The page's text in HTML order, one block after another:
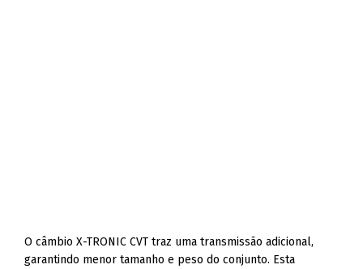
O câmbio X-TRONIC CVT traz uma transmissão adicional,
garantindo menor tamanho e peso do conjunto. Esta